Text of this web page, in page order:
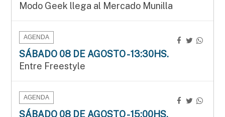
Modo Geek llega al Mercado Munilla
AGENDA
SÁBADO 08 DE AGOSTO - 13:30HS.
Entre Freestyle
AGENDA
SÁBADO 08 DE AGOSTO - 15:00HS.